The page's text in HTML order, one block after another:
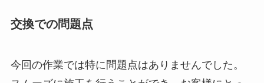
交換での問題点
今回の作業では特に問題点はありませんでした。